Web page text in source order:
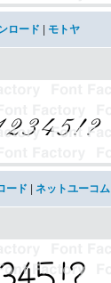
ロード モトヤ
ード ネットユーコム